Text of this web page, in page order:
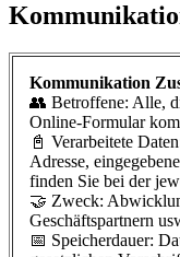
Kommunikation
👥 Betroffene: Alle,
Online-Formular
📓 Verarbeitete
Adresse,
finden Sie bei der
🤝 Zweck:
Geschäftspartnern
📅 Speicherdauer: